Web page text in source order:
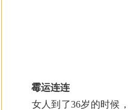
霉运连连
女人到了36岁的时候，